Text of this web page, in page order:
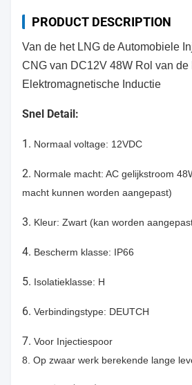
PRODUCT DESCRIPTION
Van de het LNG de Automobiele
CNG van DC12V 48W Rol van de
Elektromagnetische Inductie
Snel Detail:
1. Normaal voltage: 12VDC
2. Normale macht: AC gelijkstroom
macht kunnen worden aangepast)
3. Kleur: Zwart (kan worden
4. Bescherm klasse: IP66
5. Isolatieklasse: H
6. Verbindingstype: DEUTCH
7. Voor Injectiespoor
8. Op zwaar werk berekende lange